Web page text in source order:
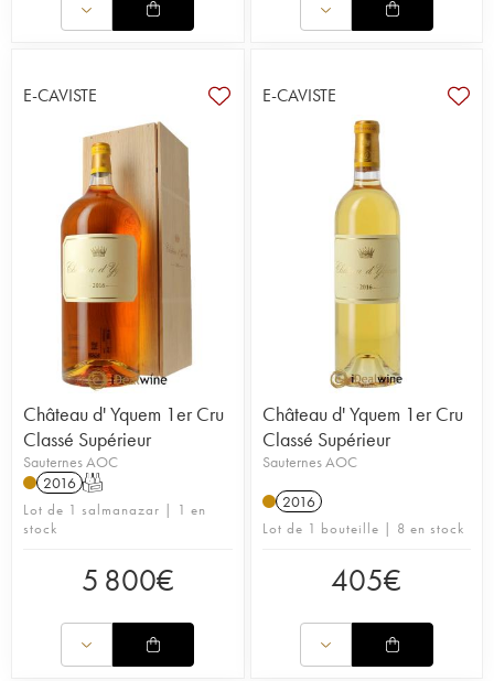
E-CAVISTE
Château d' Yquem 1er Cru
Classé Supérieur
Sauternes AOC
2016 T
Lot de 1 salmanazar | 1 en
stock
5 800€
E-CAVISTE
Château d' Yquem 1er Cru
Classé Supérieur
Sauternes AOC
2016
Lot de 1 bouteille | 8 en stock
405€